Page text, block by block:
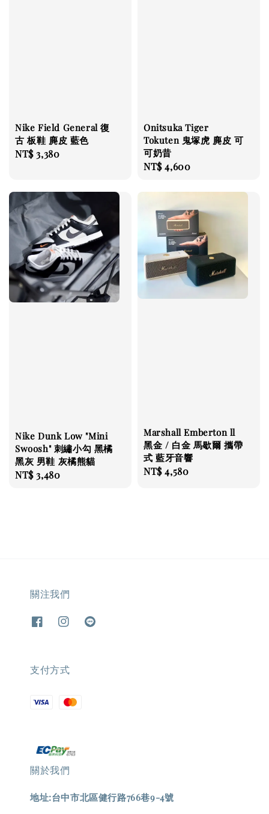
Nike Field General 復
古 板鞋 麂皮 藍色
Regular
NT$ 3,380
Onitsuka Tiger
Tokuten 鬼塚虎 麂皮 可
可奶昔
Regular
NT$ 4,600
Nike Dunk Low "Mini
Swoosh" 刺繡小勾 黑橘
黑灰 男鞋 灰橘熊貓
Regular
NT$ 3,480
Marshall Emberton ll
黑金 / 白金 馬歇爾 攜帶
式 藍牙音響
Regular
NT$ 4,580
關注我們
支付方式
關於我們
地址:台中市北區健行路766巷9-4號